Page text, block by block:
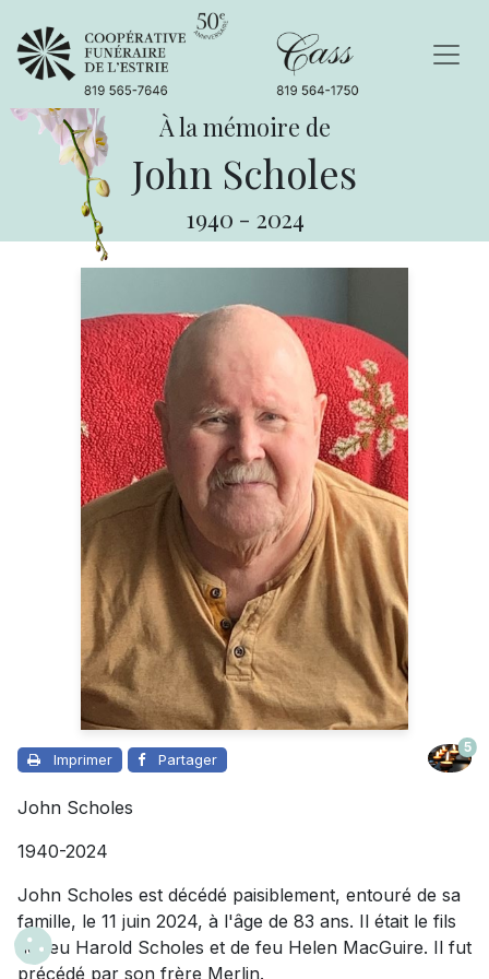
À la mémoire de
John Scholes
1940 - 2024
Imprimer Partager
5
John Scholes
1940-2024
John Scholes est décédé paisiblement, entouré de sa
famille, le 11 juin 2024, à l'âge de 83 ans. Il était le fils
de feu Harold Scholes et de feu Helen MacGuire. Il fut
précédé par son frère Merlin.